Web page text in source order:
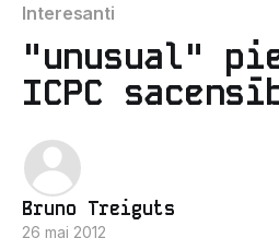
Interesanti
"unusual"
ICPC
Bruno Treiguts
26 mai 2012